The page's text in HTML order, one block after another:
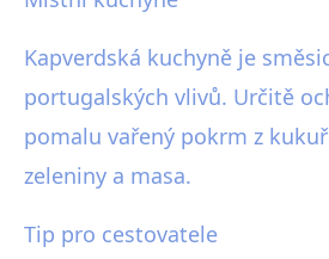
Kapverdská kuchyně je
portugalských vlivů. Určitě
pomalu vařený pokrm z
zeleniny a masa.
Tip pro cestovatele